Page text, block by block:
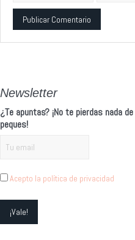
Newsletter
¿Te apuntas? ¡No te pierdas nada
peques!
Acepto la política de privacidad